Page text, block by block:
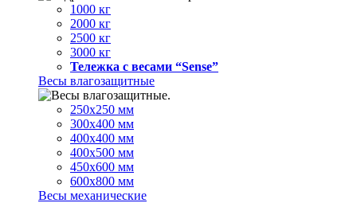
1000 кг
2000 кг
2500 кг
3000 кг
Тележка с весами “Sense”
Весы влагозащитные
250х250 мм
300х400 мм
400х400 мм
400х500 мм
450х600 мм
600х800 мм
Весы механические